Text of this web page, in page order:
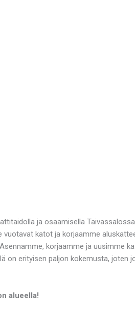
ja osaamisella
vuotavat katot ja korjaamme
korjaamme ja uusimme
on erityisen paljon kokemusta,
alueella!